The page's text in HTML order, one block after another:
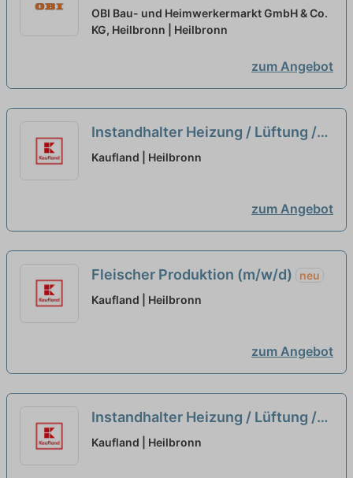
Sanitär neu
OBI Bau- und Heimwerkermarkt GmbH & Co.
KG, Heilbronn | Heilbronn
zum Angebot
Instandhalter Heizung / Lüftung /
Sanitär (m/w/d)
Kaufland | Heilbronn
zum Angebot
Fleischer Produktion (m/w/d)
neu
Kaufland | Heilbronn
zum Angebot
Instandhalter Heizung / Lüftung /
Sanitär (m/w/d)
Kaufland | Heilbronn